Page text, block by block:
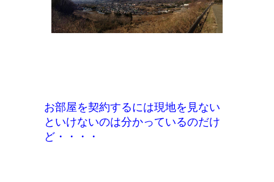
お部屋を契約するには現地を見ない
といけないのは分かっているのだけ
ど・・・・